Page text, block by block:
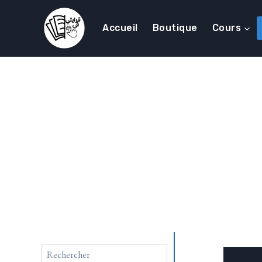
Accueil Boutique Cours